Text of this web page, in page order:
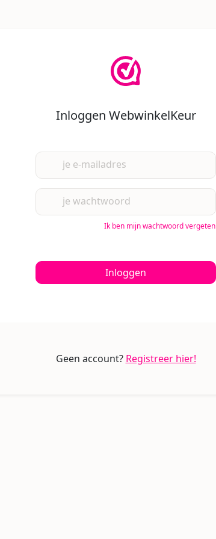
Inloggen WebwinkelKeur
je e-mailadres
je wachtwoord
Ik ben mijn wachtwoord vergeten
Inloggen
Geen account? Registreer hier!